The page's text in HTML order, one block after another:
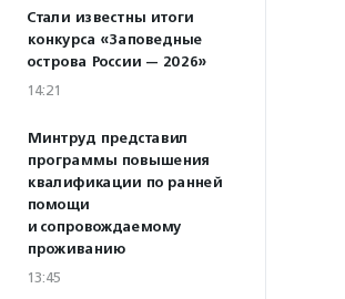
Стали известны итоги
конкурса «Заповедные
острова России — 2026»
14:21
Минтруд представил
программы повышения
квалификации по ранней
помощи
и сопровождаемому
проживанию
13:45